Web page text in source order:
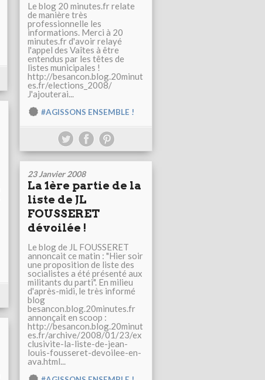
Le blog 20 minutes.fr relate
de manière très
professionnelle les
informations. Merci à 20
minutes.fr d'avoir relayé
l'appel des Vaîtes à être
entendus par les têtes de
listes municipales !
http://besancon.blog.20minut
es.fr/elections_2008/
J'ajouterai...
#AGISSONS ENSEMBLE !
23 Janvier 2008
La 1ère partie de la
liste de JL
FOUSSERET
dévoilée !
Le blog de JL FOUSSERET
annoncait ce matin : "Hier soir
une proposition de liste des
socialistes a été présenté aux
militants du parti". En milieu
d'après-midi, le très informé
blog
besancon.blog.20minutes.fr
annonçait en scoop :
http://besancon.blog.20minut
es.fr/archive/2008/01/23/ex
clusivite-la-liste-de-jean-
louis-fousseret-devoilee-en-
ava.html...